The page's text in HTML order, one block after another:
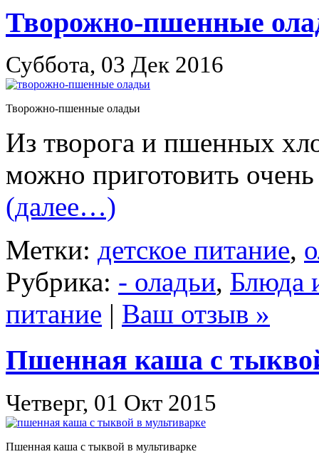
Творожно-пшенные
Суббота, 03 Дек 2016
Творожно-пшенные оладьи
Из творога и пшенных
можно приготовить
(далее…)
Метки: детское питание,
Рубрика: - оладьи, Блюда
питание | Ваш отзыв »
Пшенная каша с
Четверг, 01 Окт 2015
Пшенная каша с тыквой в мультиварке